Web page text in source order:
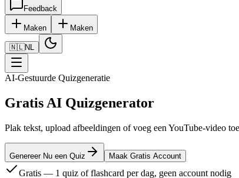
Feedback
Maken Maken
🇳🇱NL
AI-Gestuurde Quizgeneratie
Gratis AI Quizgenerator
Plak tekst, upload afbeeldingen of voeg een YouTube-video
Genereer Nu een Quiz Maak Gratis Account
Gratis — 1 quiz of flashcard per dag, geen account nodig